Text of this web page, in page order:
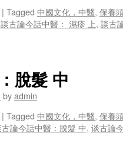
| Tagged 中國文化，中醫, 保養
談古論今話中醫： 濕疹 上, 談古
脫髮 中
byadmin
| Tagged 中國文化，中醫, 保養
論今話中醫：脫髮 中, 谈古論